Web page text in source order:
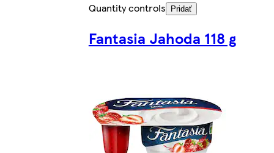
Quantity controls
Pridať
Fantasia Jahoda 118 g